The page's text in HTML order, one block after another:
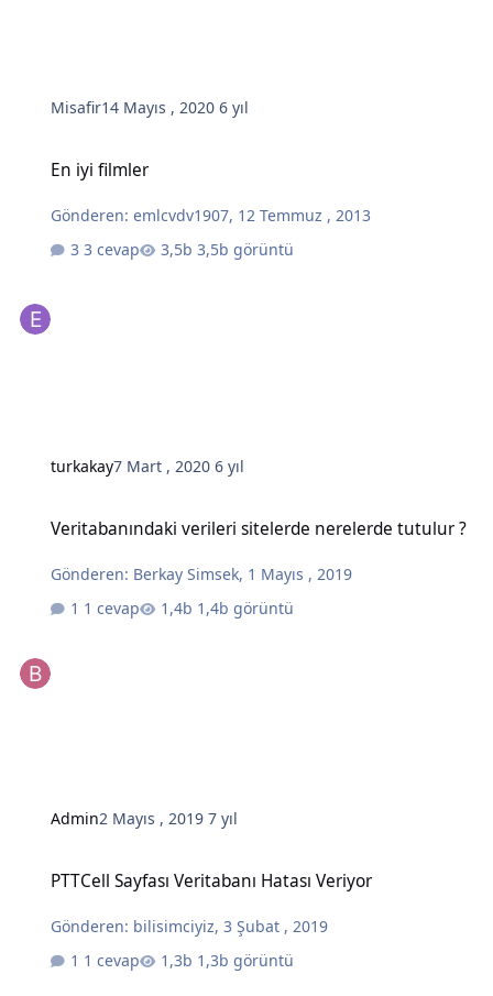
Misafir14 Mayıs , 20206 yıl
En iyi filmler
Gönderen:emlcvdv1907, 12 Temmuz , 2013
3 cevap
3,5b görüntü
turkakay7 Mart , 20206 yıl
Veritabanındaki verileri sitelerde nerelerde tutulur ?
Gönderen: Berkay Simsek, 1 Mayıs , 2019
1 cevap
1,4b görüntü
Admin2 Mayıs , 20197 yıl
PTTCell Sayfası Veritabanı Hatası Veriyor
Gönderen: bilisimciyiz,3 Şubat , 2019
1 cevap
1,3b görüntü